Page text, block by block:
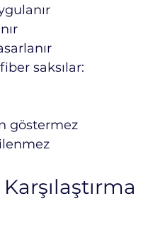
saksılar:
göstermez